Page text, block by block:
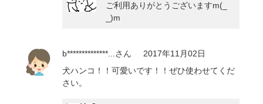
ご利用ありがとうございますm(_
_)m
b**************...さん
2017年11月02日
犬ハンコ！！可愛いです！！ぜひ使わせてくだ
さい。